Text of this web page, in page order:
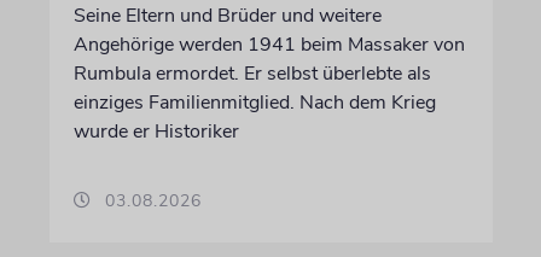
Seine Eltern und Brüder und weitere
Angehörige werden 1941 beim Massaker von
Rumbula ermordet. Er selbst überlebte als
einziges Familienmitglied. Nach dem Krieg
wurde er Historiker
03.08.2026